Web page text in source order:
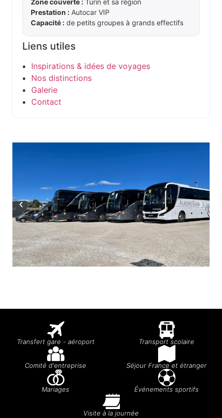
Zone couverte : Turin et sa région
Prestation : Autocar VIP
Capacité : de petits groupes à grands effectifs
Liens utiles
Inspirations & idées de voyages
Nos distinctions
Galerie
Contact
Transfert gare - aéroport Transport scolaire
Comité d'entreprise Séjour France et étranger
Mariages Événements sportifs
Visite à la journée